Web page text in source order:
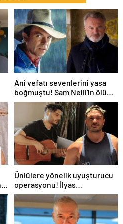
Ani vefatı sevenlerini yasa
boğmuştu! Sam Neill'in ölüm
nedeni belli oldu
Ünlülere yönelik uyuşturucu
operasyonu! İlyas
Yalçıntaş'tan ilk açıklama